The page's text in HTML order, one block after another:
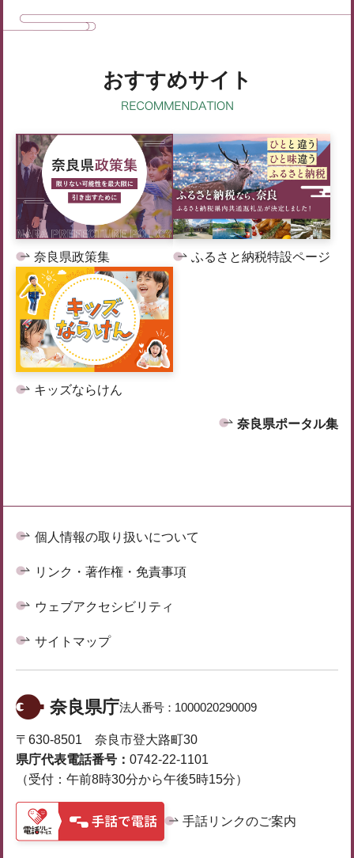
おすすめサイト
奈良県政策集 ふるさと納税特設ページ
キッズならけん
奈良県ポータル集
個人情報の取り扱いについて
リンク・著作権・免責事項
ウェブアクセシビリティ
サイトマップ
奈良県庁法人番号： 1000020290009
〒630-8501 奈良市登大路町30
県庁代表電話番号： 0742-22-1101
（受付：午前8時30分から午後5時15分）
手話リンクのご案内